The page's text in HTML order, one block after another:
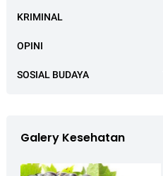
KRIMINAL
OPINI
SOSIAL BUDAYA
Galery Kesehatan